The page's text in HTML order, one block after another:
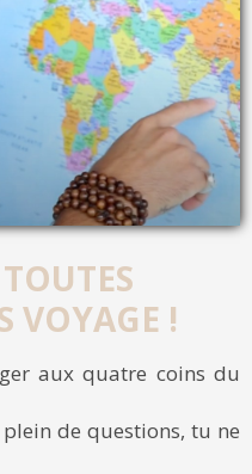
VOYAGE !
aux quatre coins du
de questions, tu ne